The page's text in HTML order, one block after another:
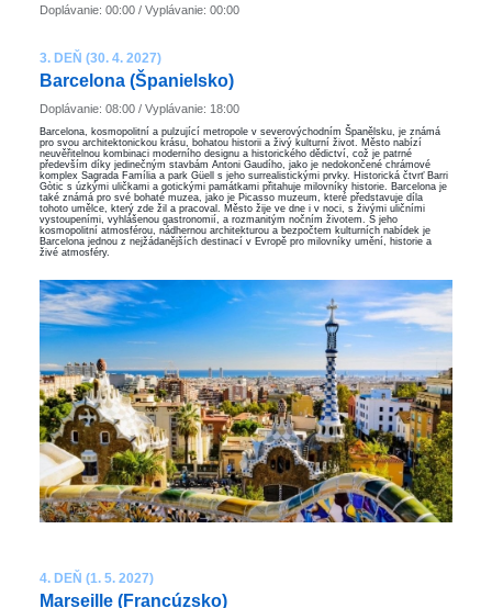
Doplávanie: 00:00 / Vyplávanie: 00:00
3. DEŇ (30. 4. 2027)
Barcelona ​​(Španielsko)
Doplávanie: 08:00 / Vyplávanie: 18:00
Barcelona, kosmopolitní a pulzující metropole v severovýchodním Španělsku, je známá
pro svou architektonickou krásu, bohatou historii a živý kulturní život. Město nabízí
neuvěřitelnou kombinaci moderního designu a historického dědictví, což je patrné
především díky jedinečným stavbám Antoni Gaudího, jako je nedokončené chrámové
komplex Sagrada Família a park Güell s jeho surrealistickými prvky. Historická čtvrť Barri
Gòtic s úzkými uličkami a gotickými památkami přitahuje milovníky historie. Barcelona je
také známá pro své bohaté muzea, jako je Picasso muzeum, které představuje díla
tohoto umělce, který zde žil a pracoval. Město žije ve dne i v noci, s živými uličními
vystoupeními, vyhlášenou gastronomií, a rozmanitým nočním životem. S jeho
kosmopolitní atmosférou, nádhernou architekturou a bezpočtem kulturních nabídek je
Barcelona jednou z nejžádanějších destinací v Evropě pro milovníky umění, historie a
živé atmosféry.
4. DEŇ (1. 5. 2027)
Marseille (Francúzsko)